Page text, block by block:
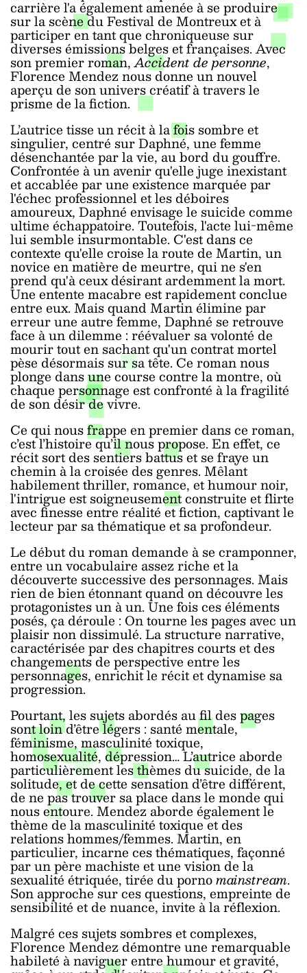
carrière l'a également amenée à se produire
sur la scène du Festival de Montreux et à
participer en tant que chroniqueuse sur
diverses émissions belges et françaises. Avec
son premier roman,Accident de personne,
Florence Mendez nous donne un nouvel
aperçu de son univers créatif à travers le
prisme de la fiction.
L’autrice tisse un récit à la fois sombre et
singulier, centré sur Daphné, une femme
désenchantée par la vie, au bord du gouffre.
Confrontée à un avenir qu'elle juge inexistant
et accablée par une existence marquée par
l'échec professionnel et les déboires
amoureux, Daphné envisage le suicide comme
ultime échappatoire. Toutefois, l'acte lui-même
lui semble insurmontable. C'est dans ce
contexte qu'elle croise la route de Martin, un
novice en matière de meurtre, qui ne s'en
prend qu'à ceux désirant ardemment la mort.
Une entente macabre est rapidement conclue
entre eux. Mais quand Martin élimine par
erreur une autre femme, Daphné se retrouve
face à un dilemme : réévaluer sa volonté de
mourir tout en sachant qu'un contrat mortel
pèse désormais sur sa tête. Ce roman nous
plonge dans une course contre la montre, où
chaque personnage est confronté à la fragilité
de son désir de vivre.
Ce qui nous frappe en premier dans ce roman,
c’est l’histoire qu’il nous propose. En effet, ce
récit sort des sentiers battus et se fraye un
chemin à la croisée des genres. Mêlant
habilement thriller, romance, et humour noir,
l'intrigue est soigneusement construite et flirte
avec finesse entre réalité et fiction, captivant le
lecteur par sa thématique et sa profondeur.
Le début du roman demande à se cramponner,
entre un vocabulaire assez riche et la
découverte successive des personnages. Mais
rien de bien étonnant quand on découvre les
protagonistes un à un. Une fois ces éléments
posés, ça déroule : On tourne les pages avec un
plaisir non dissimulé. La structure narrative,
caractérisée par des chapitres courts et des
changements de perspective entre les
personnages, enrichit le récit et dynamise sa
progression.
Pourtant, les sujets abordés au fil des pages
sont loin d’être légers : santé mentale,
féminisme, masculinité toxique,
homosexualité, dépression… L’autrice aborde
particulièrement les thèmes du suicide, de la
solitude, et de cette sensation d’être différent,
de ne pas trouver sa place dans le monde qui
nous entoure. Mendez aborde également le
thème de la masculinité toxique et des
relations hommes/femmes. Martin, en
particulier, incarne ces thématiques, façonné
par un père machiste et une vision de la
sexualité étriquée, tirée du pornomainstream.
Son approche sur ces questions, empreinte de
sensibilité et de nuance, invite à la réflexion.
Malgré ces sujets sombres et complexes,
Florence Mendez démontre une remarquable
habileté à naviguer entre humour et gravité,